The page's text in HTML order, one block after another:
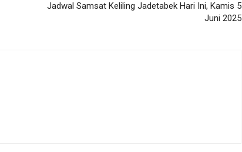
Jadwal Samsat Keliling Jadetabek Hari Ini, Kamis 5
Juni 2025